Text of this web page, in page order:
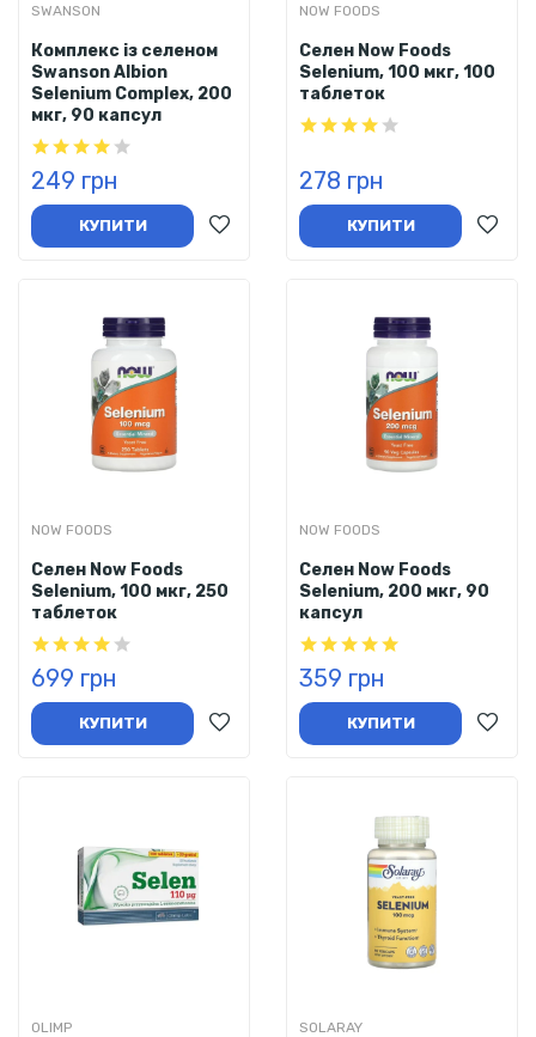
SWANSON
Комплекс із селеном
Swanson Albion
Selenium Complex, 200
мкг, 90 капсул
249 грн
КУПИТИ
NOW FOODS
Селен Now Foods
Selenium, 100 мкг, 100
таблеток
278 грн
КУПИТИ
NOW FOODS
Селен Now Foods
Selenium, 100 мкг, 250
таблеток
699 грн
КУПИТИ
NOW FOODS
Селен Now Foods
Selenium, 200 мкг, 90
капсул
359 грн
КУПИТИ
OLIMP SOLARAY